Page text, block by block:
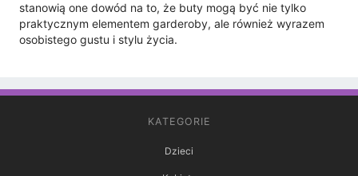
stanowią one dowód na to, że buty mogą być nie tylko
praktycznym elementem garderoby, ale również wyrazem
osobistego gustu i stylu życia.
KATEGORIE
Dzieci